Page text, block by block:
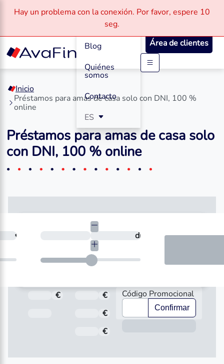
Saltar
contenido
Hay un problema con la conexión. Por favor, espere 10
seg.
Cómo
Funciona
Blog
Quiénes
somos
Contacto
ES
Área de clientes
Inicio
Préstamos para amas de casa solo con DNI, 100 %
online
Préstamos para amas de casa solo
con DNI, 100 % online
€ ¿En cuántos días quieres devolverlo?
días
Total a pagar
€ Importe
€
Fecha de Vencimiento
€
€
Código Promocional
Confirmar